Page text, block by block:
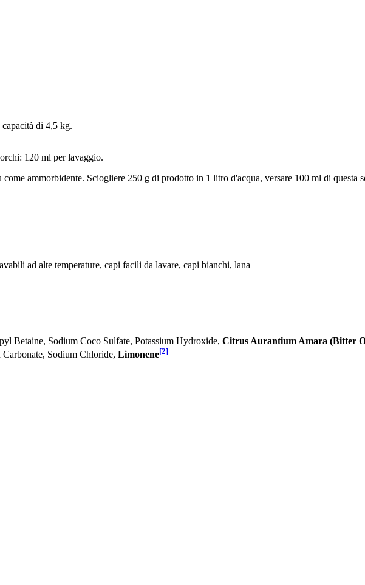
di 4,5 kg.
120 ml per lavaggio.
ammorbidente. Sciogliere 250 g di prodotto in 1 litro d'acqua, versare 100 ml di questa
ad alte temperature, capi facili da lavare, capi bianchi, lana
Betaine, Sodium Coco­ Sulfate, Potassium Hydroxide, Citrus Aurantium Amara (Bitter
Sodium Chloride, Limonene[2]